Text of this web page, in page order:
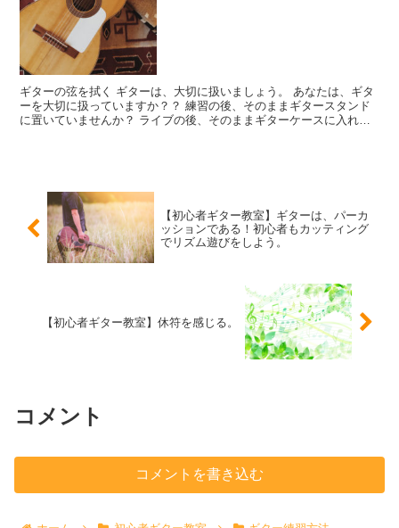
ギターの弦を拭く ギターは、大切に扱いましょう。 あなたは、ギタ
ーを大切に扱っていますか？？ 練習の後、そのままギタースタンド
に置いていませんか？ ライブの後、そのままギターケースに入れて
【初心者ギター教室】ギターは、パーカ
ッションである！初心者もカッティング
でリズム遊びをしよう。
【初心者ギター教室】休符を感じる。
コメント
コメントを書き込む